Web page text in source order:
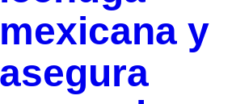
mexicana y
asegura